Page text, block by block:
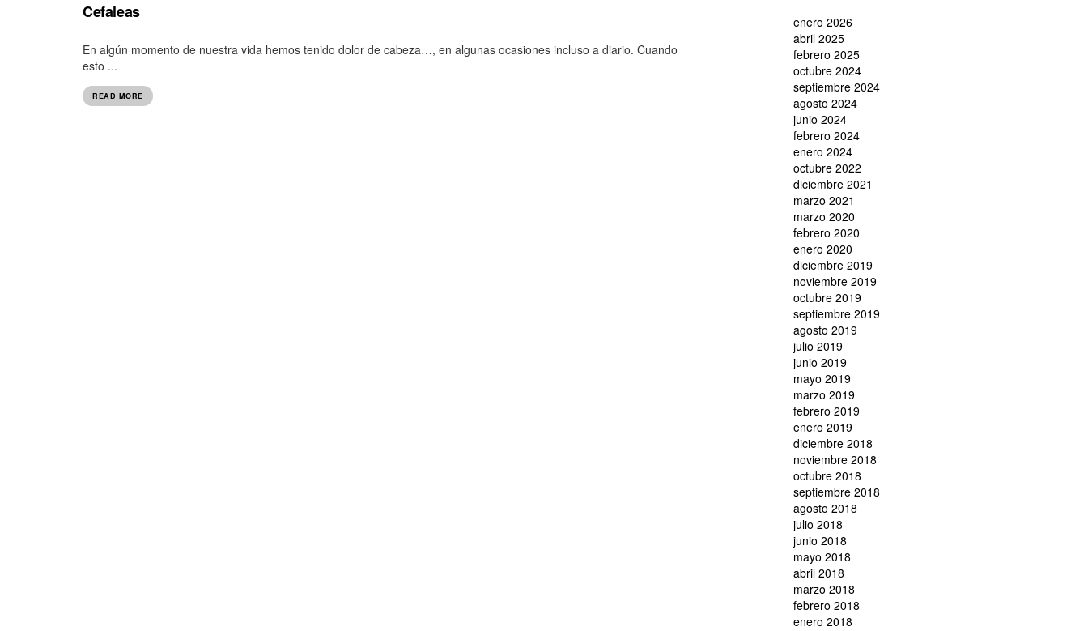
Cefaleas
En algún momento de nuestra vida hemos tenido dolor de cabeza…, en algunas ocasiones incluso a diario. Cuando
esto ...
READ MORE
enero 2026
abril 2025
febrero 2025
octubre 2024
septiembre 2024
agosto 2024
junio 2024
febrero 2024
enero 2024
octubre 2022
diciembre 2021
marzo 2021
marzo 2020
febrero 2020
enero 2020
diciembre 2019
noviembre 2019
octubre 2019
septiembre 2019
agosto 2019
julio 2019
junio 2019
mayo 2019
marzo 2019
febrero 2019
enero 2019
diciembre 2018
noviembre 2018
octubre 2018
septiembre 2018
agosto 2018
julio 2018
junio 2018
mayo 2018
abril 2018
marzo 2018
febrero 2018
enero 2018